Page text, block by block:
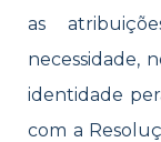
as
necessidade,
identidade
com a